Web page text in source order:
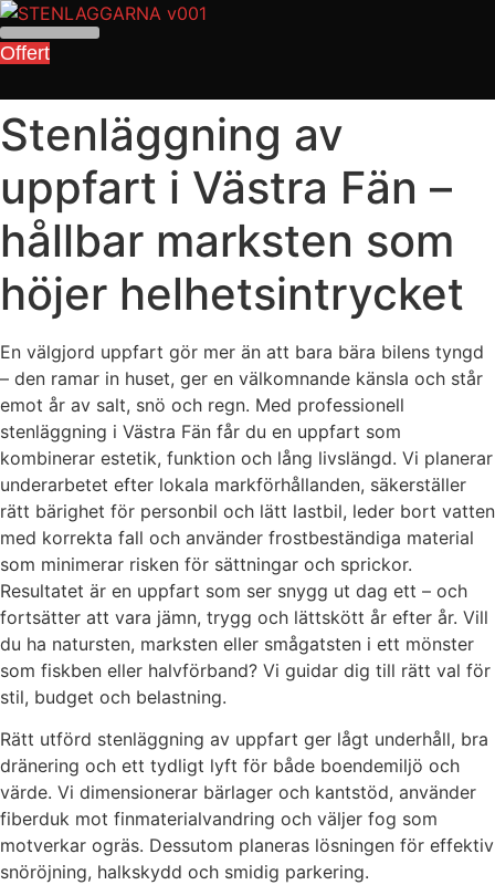
Skip
to
content
Offert
Stenläggning av
uppfart i Västra Fän –
hållbar marksten som
höjer helhetsintrycket
En välgjord uppfart gör mer än att bara bära bilens tyngd
– den ramar in huset, ger en välkomnande känsla och står
emot år av salt, snö och regn. Med professionell
stenläggning i Västra Fän får du en uppfart som
kombinerar estetik, funktion och lång livslängd. Vi planerar
underarbetet efter lokala markförhållanden, säkerställer
rätt bärighet för personbil och lätt lastbil, leder bort vatten
med korrekta fall och använder frostbeständiga material
som minimerar risken för sättningar och sprickor.
Resultatet är en uppfart som ser snygg ut dag ett – och
fortsätter att vara jämn, trygg och lättskött år efter år. Vill
du ha natursten, marksten eller smågatsten i ett mönster
som fiskben eller halvförband? Vi guidar dig till rätt val för
stil, budget och belastning.
Rätt utförd stenläggning av uppfart ger lågt underhåll, bra
dränering och ett tydligt lyft för både boendemiljö och
värde. Vi dimensionerar bärlager och kantstöd, använder
fiberduk mot finmaterialvandring och väljer fog som
motverkar ogräs. Dessutom planeras lösningen för effektiv
snöröjning, halkskydd och smidig parkering.